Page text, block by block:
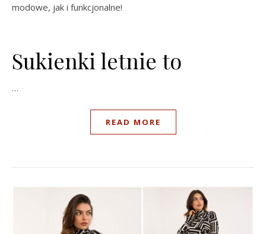
modowe, jak i funkcjonalne!
Sukienki letnie to
…
READ MORE